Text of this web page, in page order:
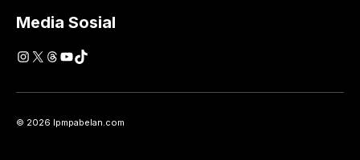
Media Sosial
Instagram
X Threads
YouTube
TikTok
© 2026 lpmpabelan.com